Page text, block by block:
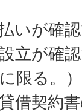
いが確
立が確
限る。）
借契約